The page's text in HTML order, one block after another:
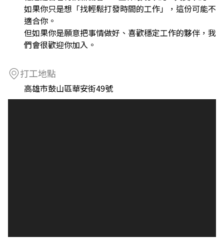
如果你只是想「找輕鬆打發時間的工作」，這份可能不
適合你。
但如果你是願意把事情做好、喜歡穩定工作的夥伴，我
們會很歡迎你加入。
打工地點
高雄市鼓山區華安街49號